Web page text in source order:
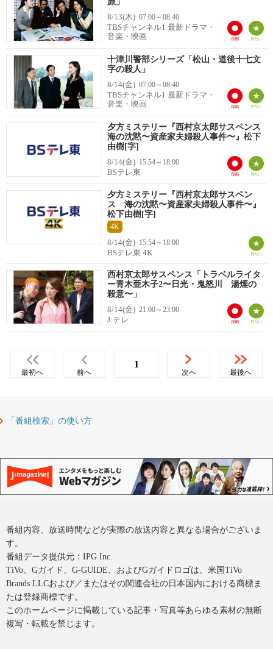
8/13(木) 07:00～08:40
TBSチャンネル1 最新ドラマ・
音楽・映画
十津川警部シリーズ「松山・道後十七文
字の殺人」
8/14(金) 07:00～08:40
TBSチャンネル1 最新ドラマ・
音楽・映画
夕方ミステリー『西村京太郎サスペンス
海の沈黙〜資産家夫婦殺人事件〜』松下
由樹[字]
8/14(金) 15:54～18:00
BSテレ東
夕方ミステリー『西村京太郎サスペン
ス 海の沈黙〜資産家夫婦殺人事件〜』
松下由樹[字]
4K
8/14(金) 15:54～18:00
BSテレ東 4K
西村京太郎サスペンス「トラベルライタ
ー青木亜木子2〜日光・鬼怒川 湯煙の
殺意〜」
8/14(金) 21:00～23:00
J:テレ
最初へ 前へ
1
次へ 最後へ
「番組検索」の使い方
番組内容、放送時間などが実際の放送内容と異なる場合がございま
す。
番組データ提供元：IPG Inc.
TiVo、Gガイド、G-GUIDE、およびGガイドロゴは、米国TiVo
Brands LLCおよび／またはその関連会社の日本国内における商標ま
たは登録商標です。
このホームページに掲載している記事・写真等あらゆる素材の無断
複写・転載を禁じます。